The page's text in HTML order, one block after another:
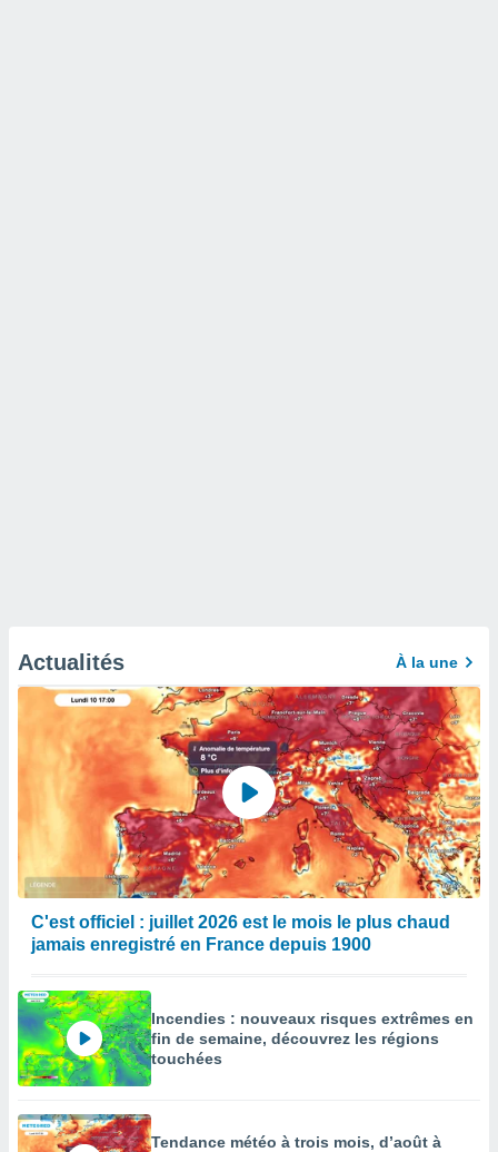
Actualités À la une
C'est officiel : juillet 2026 est le mois le plus chaud
jamais enregistré en France depuis 1900
Incendies : nouveaux risques extrêmes en
fin de semaine, découvrez les régions
touchées
Tendance météo à trois mois, d’août à